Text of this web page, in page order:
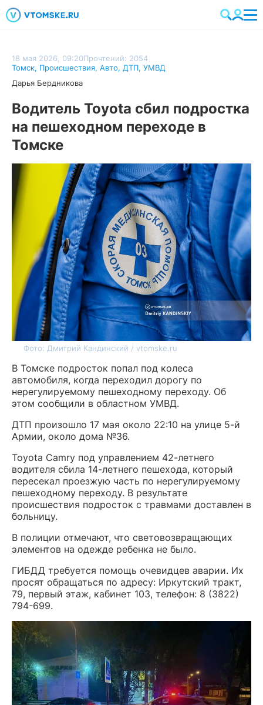
18 мая 2026, 09:20Прочтений: 2054
Томск, Происшествия, Авто, ДТП, УМВД
Дарья Бердникова
Водитель Toyota сбил подростка
на пешеходном переходе в
Томске
Фото: Дмитрий Кандинский / vtomske.ru
В Томске подросток попал под колеса
автомобиля, когда переходил дорогу по
нерегулируемому пешеходному переходу. Об
этом сообщили в областном УМВД.
ДТП произошло 17 мая около 22:10 на улице 5-й
Армии, около дома №36.
Toyota Camry под управлением 42-летнего
водителя сбила 14-летнего пешехода, который
пересекал проезжую часть по нерегулируемому
пешеходному переходу. В результате
происшествия подросток с травмами доставлен в
больницу.
В полиции отмечают, что световозвращающих
элементов на одежде ребенка не было.
ГИБДД требуется помощь очевидцев аварии. Их
просят обращаться по адресу: Иркутский тракт,
79, первый этаж, кабинет 103, телефон: 8 (3822)
794-699.